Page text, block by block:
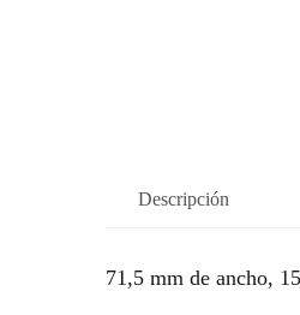
Descripción
71,5 mm de ancho,